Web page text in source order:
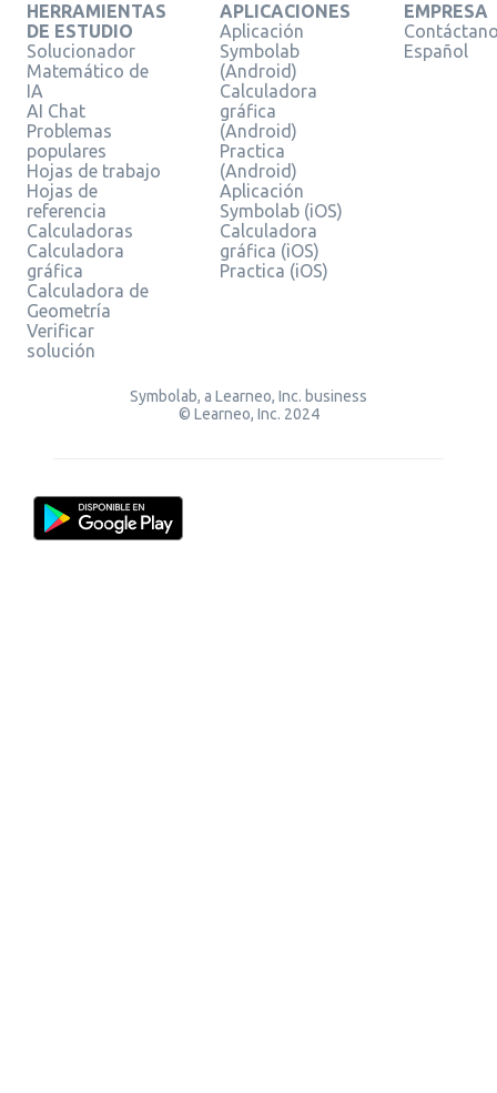
HERRAMIENTAS
DE ESTUDIO
Solucionador
Matemático de
IA
AI Chat
Problemas
populares
Hojas de trabajo
Hojas de
referencia
Calculadoras
Calculadora
gráfica
Calculadora de
Geometría
Verificar
solución
APLICACIONES
Aplicación
Symbolab
(Android)
Calculadora
gráfica
(Android)
Practica
(Android)
Aplicación
Symbolab (iOS)
Calculadora
gráfica (iOS)
Practica (iOS)
EMPRESA
Español
Symbolab, a Learneo, Inc. business
© Learneo, Inc. 2024